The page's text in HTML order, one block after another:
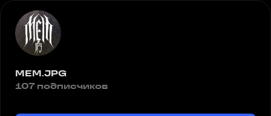
MEM.JPG
107 подписчиков